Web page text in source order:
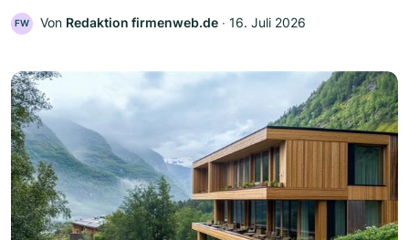
FW Von Redaktion firmenweb.de ‧ 16. Juli 2026